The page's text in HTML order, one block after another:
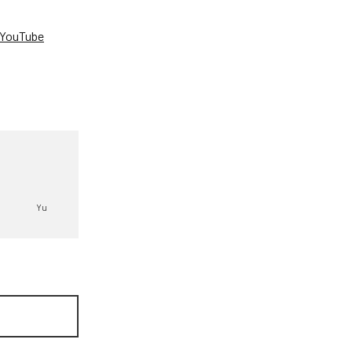
YouTube
Yu